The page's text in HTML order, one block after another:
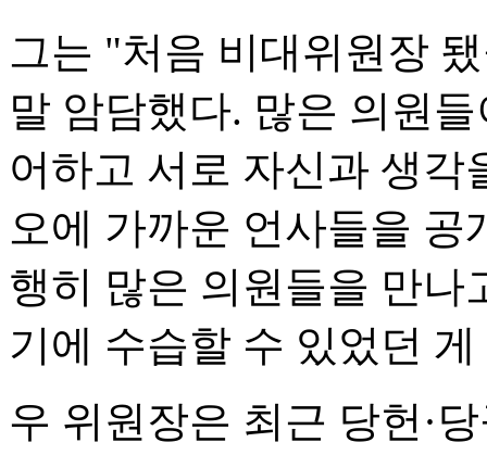
그는 "처음 비대위원장
말 암담했다. 많은 의원
어하고 서로 자신과 생각
오에 가까운 언사들을 공
행히 많은 의원들을 만나
기에 수습할 수 있었던
우 위원장은 최근 당헌·